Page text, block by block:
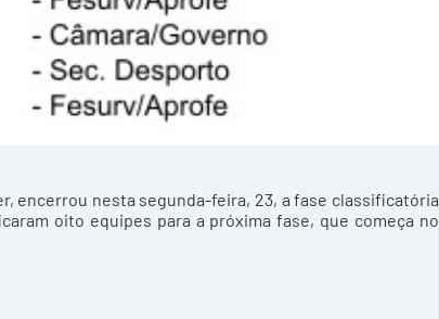
encerrou nesta segunda-feira, 23, a fase classificatória
oito equipes para a próxima fase, que começa no